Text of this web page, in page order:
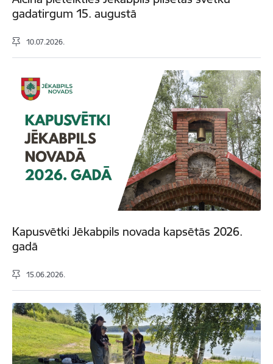
gadatirgum 15. augustā
10.07.2026.
Kapusvētki Jēkabpils novada kapsētās 2026.
gadā
15.06.2026.